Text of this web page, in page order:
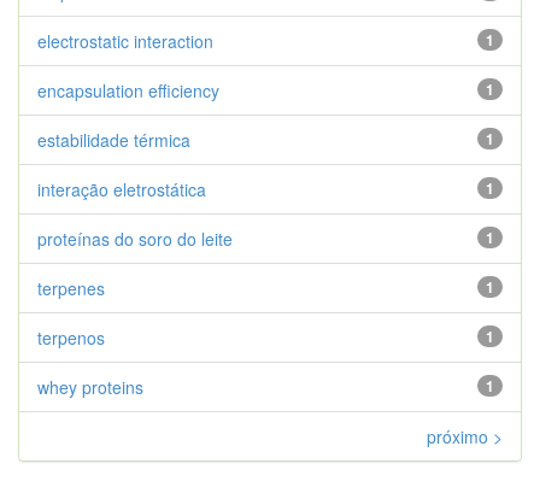
1
electrostatic interaction
1
encapsulation efficiency
1
estabilidade térmica
1
interação eletrostática
1
proteínas do soro do leite
1
terpenes
1
terpenos
1
whey proteins
próximo >